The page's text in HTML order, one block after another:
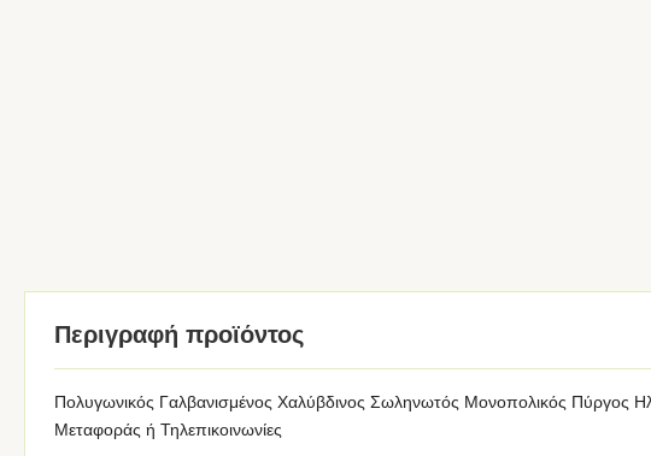
Περιγραφή προϊόντος
Πολυγωνικός Γαλβανισμένος Χαλύβδινος Σωληνωτός Μονοπολικός Πύργος
Μεταφοράς ή Τηλεπικοινωνίες